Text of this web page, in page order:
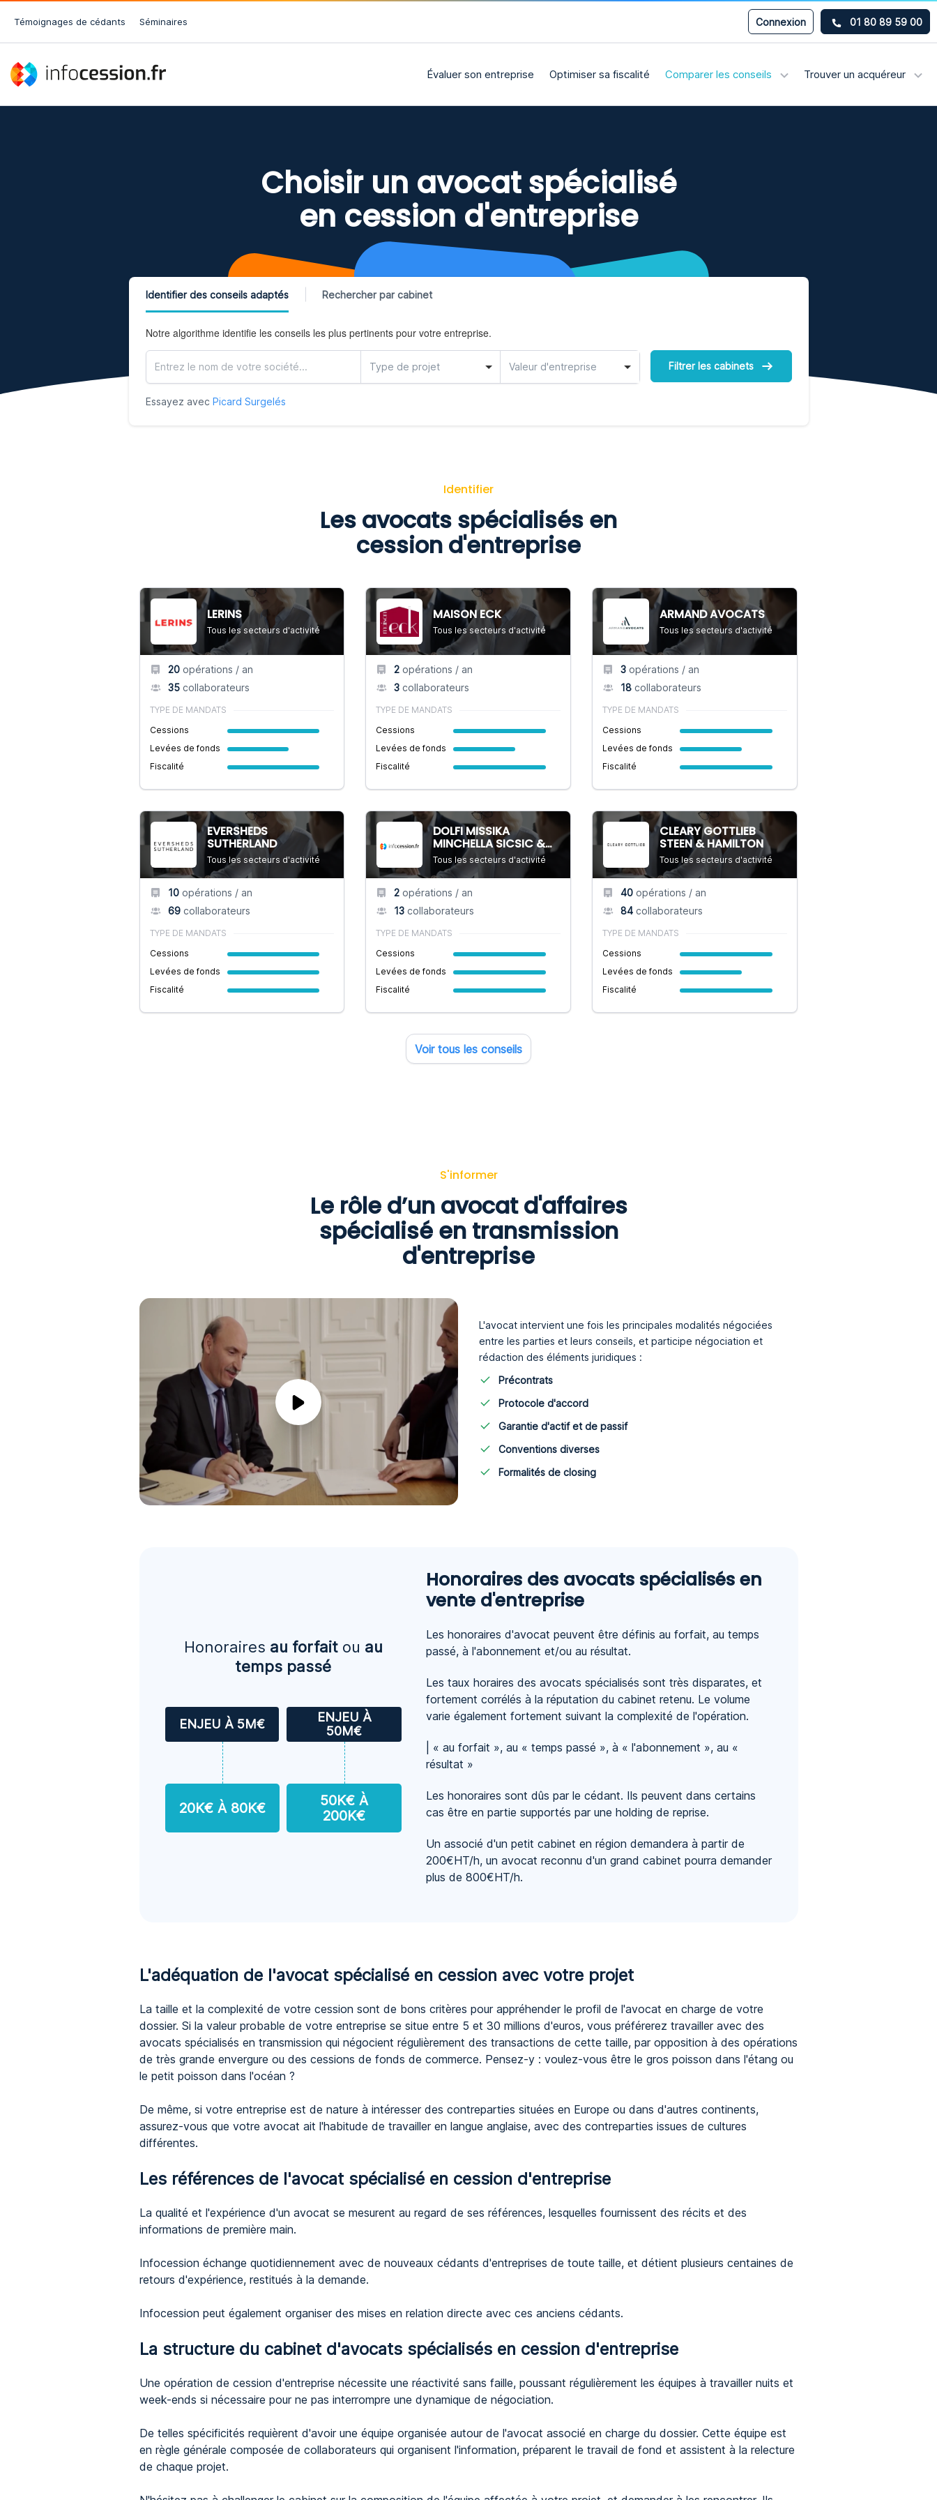
Témoignages de cédants Séminaires Connexion 01 80 89 59 00
Évaluer son entreprise Optimiser sa fiscalité Comparer les conseils Trouver un acquéreur
Identifier des conseilsadaptés Rechercher par cabinet
Notre algorithme identifie les conseils les plus pertinents pour votre entreprise.
Type de projet Valeur d'entreprise Filtrer les cabinets
Essayez avec Picard Surgelés
Choisir un avocat spécialisé
en cession d'entreprise
Identifier
Les avocats spécialisés en
cession d'entreprise
LERINS
Tous les secteurs d'activité
20opérations / an
35collaborateurs
TYPE DE MANDATS
Cessions
Levées de fonds
Fiscalité
MAISON ECK
Tous les secteurs d'activité
2 opérations / an
3 collaborateurs
TYPE DE MANDATS
Cessions
Levées de fonds
Fiscalité
ARMAND AVOCATS
Tous les secteurs d'activité
3 opérations / an
18 collaborateurs
TYPE DE MANDATS
Cessions
Levées de fonds
Fiscalité
EVERSHEDS
SUTHERLAND
Tous les secteurs d'activité
10opérations / an
69collaborateurs
TYPE DE MANDATS
Cessions
Levées de fonds
Fiscalité
DOLFI MISSIKA
MINCHELLA SICSIC &
ASSOCIES
Tous les secteurs d'activité
2 opérations / an
13 collaborateurs
TYPE DE MANDATS
Cessions
Levées de fonds
Fiscalité
CLEARY GOTTLIEB
STEEN & HAMILTON
Tous les secteurs d'activité
40 opérations / an
84 collaborateurs
TYPE DE MANDATS
Cessions
Levées de fonds
Fiscalité
Voir tous les conseils
S'informer
Le rôle d’un avocat d'affaires
spécialisé en transmission
d'entreprise
L'avocat intervient une fois les principales modalités négociées
entre les parties et leurs conseils, et participe négociation et
rédaction des éléments juridiques :
Précontrats
Protocole d'accord
Garantie d'actif et de passif
Conventions diverses
Formalités de closing
Honoraires au forfaitou au
temps passé
ENJEU À 5M€
20K€ À 80K€
ENJEU À
50M€
50K€ À
200K€
Honoraires des avocats spécialisés en
vente d'entreprise
Les honoraires d'avocat peuvent être définis au forfait, au temps
passé, à l'abonnement et/ou au résultat.
Les taux horaires des avocats spécialisés sont très disparates, et
fortement corrélés à la réputation du cabinet retenu. Le volume
varie également fortement suivant la complexité de l'opération.
| « au forfait », au « temps passé », à « l'abonnement », au «
résultat »
Les honoraires sont dûs par le cédant. Ils peuvent dans certains
cas être en partie supportés par une holding de reprise.
Un associé d'un petit cabinet en région demandera à partir de
200€HT/h, un avocat reconnu d'un grand cabinet pourra demander
plus de 800€HT/h.
L'adéquation de l'avocat spécialisé en cession avec votre projet
La taille et la complexité de votre cession sont de bons critères pour appréhender le profil de l'avocat en charge de votre
dossier. Si la valeur probable de votre entreprise se situe entre 5 et 30 millions d'euros, vous préférerez travailler avec des
avocats spécialisés en transmission qui négocient régulièrement des transactions de cette taille, par opposition à des opérations
de très grande envergure ou des cessions de fonds de commerce. Pensez-y : voulez-vous être le gros poisson dans l'étang ou
le petit poisson dans l'océan ?
De même, si votre entreprise est de nature à intéresser des contreparties situées en Europe ou dans d'autres continents,
assurez-vous que votre avocat ait l'habitude de travailler en langue anglaise, avec des contreparties issues de cultures
différentes.
Les références de l'avocat spécialisé en cession d'entreprise
La qualité et l'expérience d'un avocat se mesurent au regard de ses références, lesquelles fournissent des récits et des
informations de première main.
Infocession échange quotidiennement avec de nouveaux cédants d'entreprises de toute taille, et détient plusieurs centaines de
retours d'expérience, restitués à la demande.
Infocession peut également organiser des mises en relation directe avec ces anciens cédants.
La structure du cabinet d'avocats spécialisés en cession d'entreprise
Une opération de cession d'entreprise nécessite une réactivité sans faille, poussant régulièrement les équipes à travailler nuits et
week-ends si nécessaire pour ne pas interrompre une dynamique de négociation.
De telles spécificités requièrent d'avoir une équipe organisée autour de l'avocat associé en charge du dossier. Cette équipe est
en règle générale composée de collaborateurs qui organisent l'information, préparent le travail de fond et assistent à la relecture
de chaque projet.